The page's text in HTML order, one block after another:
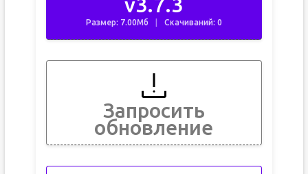
v3.7.3
Размер: 7.00Мб Скачиваний: 0
Запросить
обновление